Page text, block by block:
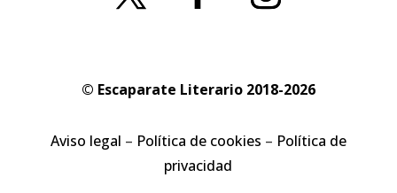
© Escaparate Literario 2018-2026
Aviso legal – Política de cookies – Política de
privacidad